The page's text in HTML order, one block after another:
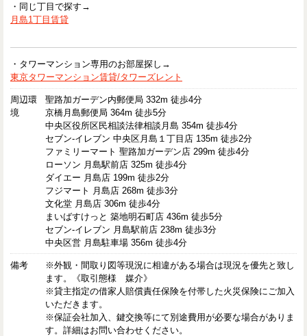
・同じ丁目で探す→
月島1丁目賃貸
・タワーマンション専用のお部屋探し→
東京タワーマンション賃貸/タワーズレント
周辺環
境
聖路加ガーデン内郵便局 332m 徒歩4分
京橋月島郵便局 364m 徒歩5分
中央区役所区民相談法律相談月島 354m 徒歩4分
セブン-イレブン 中央区月島１丁目店 135m 徒歩2分
ファミリーマート 聖路加ガーデン店 299m 徒歩4分
ローソン 月島駅前店 325m 徒歩4分
ダイエー 月島店 199m 徒歩2分
フジマート 月島店 268m 徒歩3分
文化堂 月島店 306m 徒歩4分
まいばすけっと 築地明石町店 436m 徒歩5分
セブン-イレブン 月島駅前店 238m 徒歩3分
中央区営 月島駐車場 356m 徒歩4分
備考
※外観・間取り図等現況に相違がある場合は現況を優先と致し
ます。《取引態様 媒介》
※貸主指定の借家人賠償責任保険を付帯した火災保険にご加入
いただきます。
※保証会社加入、鍵交換等にて別途費用が必要な場合がありま
す。詳細はお問い合わせください。